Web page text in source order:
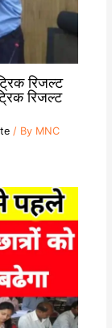
रिजल्ट
रिजल्ट
/ By MNC